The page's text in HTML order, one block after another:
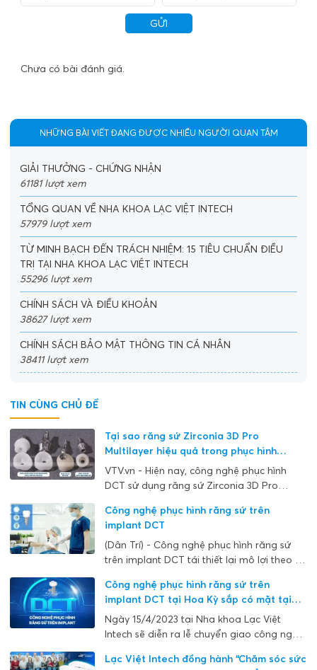
GỬI
Chưa có bài đánh giá.
NHỮNG BÀI VIẾT ĐANG ĐƯỢC NHIỀU NGƯỜI QUAN TÂM
GIẢI THƯỞNG - CHỨNG NHẬN
61181 lượt xem
TỔNG QUAN VỀ NHA KHOA LẠC VIỆT INTECH
57979 lượt xem
TỪ MINH BẠCH ĐẾN TRÁCH NHIỆM: 15 TIÊU CHUẨN ĐIỀU
TRỊ TẠI NHA KHOA LẠC VIỆT INTECH
55296 lượt xem
CHÍNH SÁCH VÀ ĐIỀU KHOẢN
38627 lượt xem
CHÍNH SÁCH BẢO MẬT THÔNG TIN CÁ NHÂN
38411 lượt xem
TIN CÙNG CHỦ ĐỀ
Tại sao răng sứ Zirconia 3D Pro
Multilayer hiệu quả trong phục hình
implant?
VTV.vn - Hiện nay, công nghệ phục hình
DCT sử dụng răng sứ Zirconia 3D Pro
đang được giới chuyên môn và khách hàng
đánh giá rất cao.
Công nghệ phục hình răng sứ trên
implant DCT
(Dân Trí) - Công nghệ phục hình răng sứ
trên implant DCT tái thiết lại mô lợi theo 3
Abutment cá nhân hóa và răng sứ được
tiện nguyên khối
Công nghệ phục hình răng sứ trên
implant DCT tại Hoa Kỳ sắp có mặt tại
Việt Nam
Ngày 15/4/2023 tại Nha khoa Lạc Việt
Intech sẽ diễn ra lễ chuyển giao công nghệ
đơn vị này và tập đoàn Follow America. Sự
Lạc Việt Intech đồng hành “Chăm sóc sức